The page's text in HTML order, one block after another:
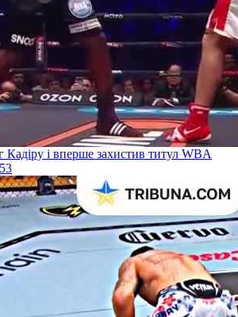
Кадіру і вперше захистив титул WBA